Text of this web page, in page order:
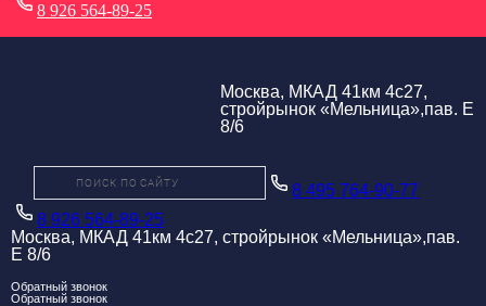
8 926 564-89-25
Москва, МКАД 41км 4с27,
стройрынок «Мельница»,пав. Е
8/6
8 495 764-90-77
8 926 564-89-25
Москва, МКАД 41км 4с27, стройрынок «Мельница»,пав.
Е 8/6
Обратный звонок
Обратный звонок